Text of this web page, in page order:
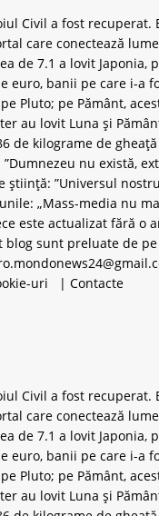
Civil a fost
care conectează
de 7.1 a lovit Japonia,
euro, banii pe care i-a
Pluto; pe Pământ,
au lovit Luna și
de kilograme de
nu există,
”Universul
„Mass-media nu
este actualizat fără
blog sunt preluate de
uri | Contacte
Civil a fost
care conectează
de 7.1 a lovit Japonia,
euro, banii pe care i-a
Pluto; pe Pământ,
au lovit Luna și